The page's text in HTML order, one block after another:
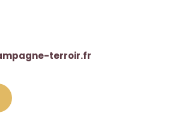
terroir.fr